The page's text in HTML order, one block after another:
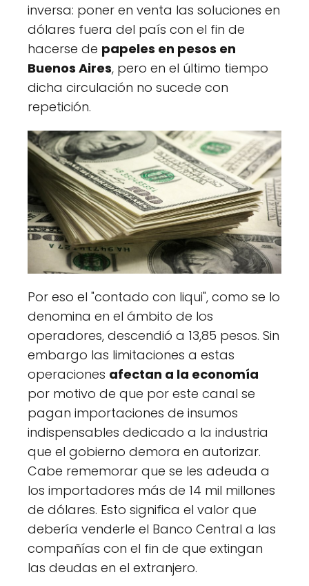
inversa: poner en venta las soluciones en
dólares fuera del país con el fin de
hacerse de papeles en pesos en
Buenos Aires, pero en el último tiempo
dicha circulación no sucede con
repetición.
Por eso el "contado con liqui", como se lo
denomina en el ámbito de los
operadores, descendió a 13,85 pesos. Sin
embargo las limitaciones a estas
operaciones afectan a la economía
por motivo de que por este canal se
pagan importaciones de insumos
indispensables dedicado a la industria
que el gobierno demora en autorizar.
Cabe rememorar que se les adeuda a
los importadores más de 14 mil millones
de dólares. Esto significa el valor que
debería venderle el Banco Central a las
compañías con el fin de que extingan
las deudas en el extranjero.